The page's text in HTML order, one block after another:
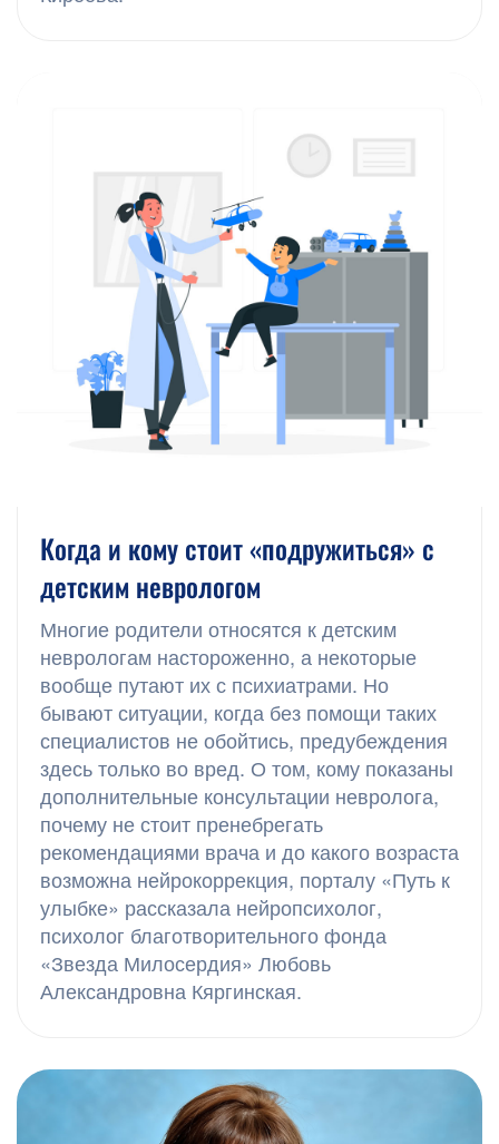
Когда и кому стоит «подружиться» с
детским неврологом
Многие родители относятся к детским
неврологам настороженно, а некоторые
вообще путают их с психиатрами. Но
бывают ситуации, когда без помощи таких
специалистов не обойтись, предубеждения
здесь только во вред. О том, кому показаны
дополнительные консультации невролога,
почему не стоит пренебрегать
рекомендациями врача и до какого возраста
возможна нейрокоррекция, порталу «Путь к
улыбке» рассказала нейропсихолог,
психолог благотворительного фонда
«Звезда Милосердия» Любовь
Александровна Кяргинская.